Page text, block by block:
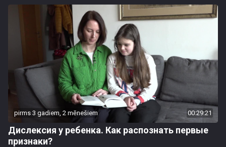
pirms 3 gadiem, 2 mēnešiem 00:29:21
Дислексия у ребенка. Как распознать первые
признаки?